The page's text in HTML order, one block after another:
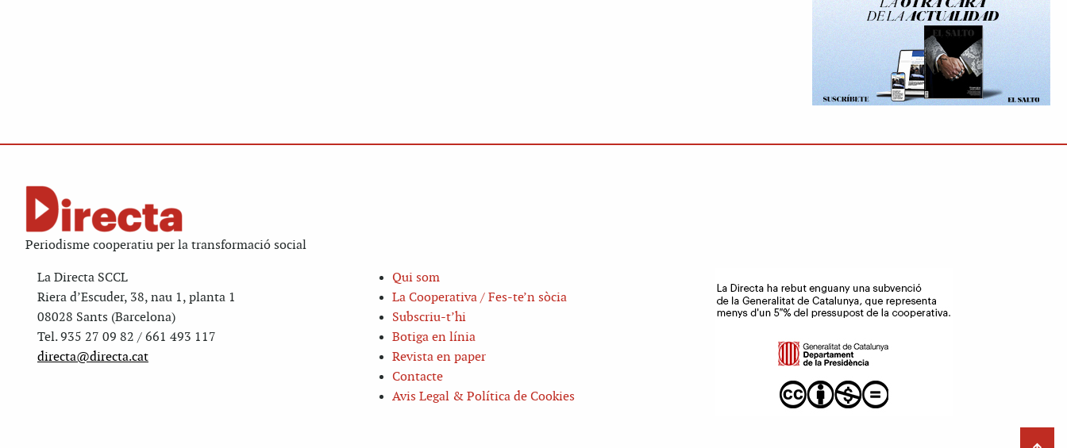
Periodisme cooperatiu per la transformació social
La Directa SCCL
Riera d’Escuder, 38, nau 1, planta 1
08028 Sants (Barcelona)
Tel. 935 27 09 82 / 661 493 117
directa@directa.cat
Qui som
La Cooperativa / Fes-te’n sòcia
Subscriu-t’hi
Botiga en línia
Revista en paper
Contacte
Avis Legal & Política de Cookies